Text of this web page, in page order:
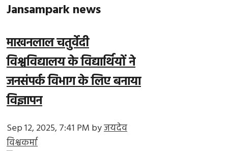
Jansampark news
माखनलाल चतुर्वेदी
विश्वविद्यालय के विद्यार्थियों ने
जनसंपर्क विभाग के लिए बनाया
विज्ञापन
Sep 12, 2025, 7:41 PM byजयदेव
विश्वकर्मा